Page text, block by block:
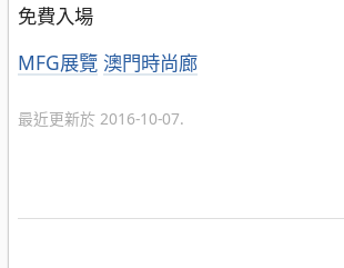
免費入場
分
MFG展覽 澳門時尚廊
最近更新於 2016-10-07.